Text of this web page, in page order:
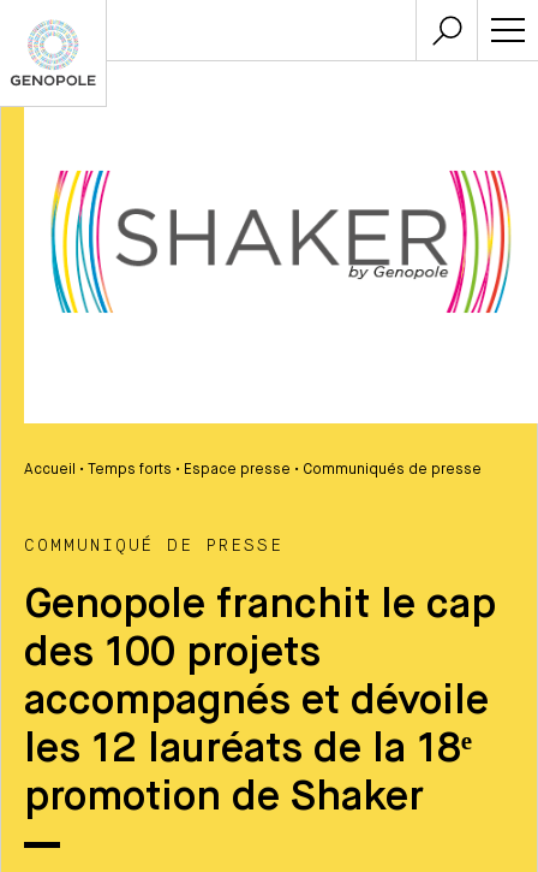
Accueil • Temps forts • Espace presse • Communiqués de presse
COMMUNIQUÉ DE PRESSE
Genopole franchit le cap
des 100 projets
accompagnés et dévoile
les 12 lauréats de la 18ᵉ
promotion de Shaker